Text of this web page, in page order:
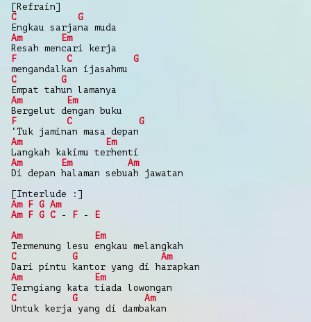
[Refrain]
C
G
Engkau sarjana muda
Am
Em
Resah mencari kerja
F
C
G
mengandalkan ijasahmu
C
G
Empat tahun lamanya
Am
Em
Bergelut dengan buku
F
C
G
‘Tuk jaminan masa depan
Am
Em
Langkah kakimu terhenti
Am
Em
Am
Di depan halaman sebuah jawatan
[Interlude :]
Am
F G Am
Am
F G C - F -
E
Am
Em
Termenung lesu engkau melangkah
C
G
Am
Dari pintu kantor yang di harapkan
Am
Em
Terngiang kata tiada lowongan
C
G
Am
Untuk kerja yang di dambakan